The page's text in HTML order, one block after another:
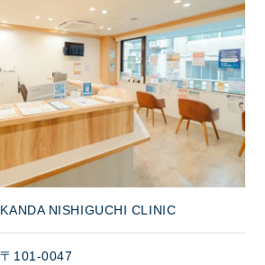
KANDA NISHIGUCHI CLINIC
〒101-0047